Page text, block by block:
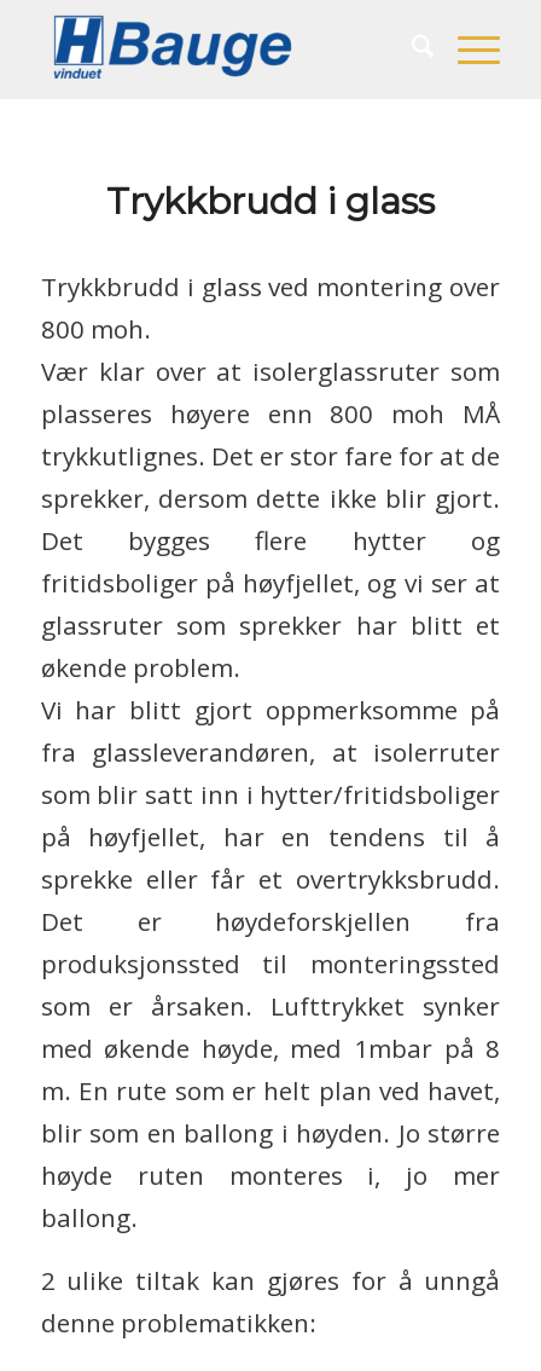
Trykkbrudd i glass
Trykkbrudd i glass ved montering over
800 moh.
Vær klar over at isolerglassruter som
plasseres høyere enn 800 moh MÅ
trykkutlignes. Det er stor fare for at de
sprekker, dersom dette ikke blir gjort.
Det bygges flere hytter og
fritidsboliger på høyfjellet, og vi ser at
glassruter som sprekker har blitt et
økende problem.
Vi har blitt gjort oppmerksomme på
fra glassleverandøren, at isolerruter
som blir satt inn i hytter/fritidsboliger
på høyfjellet, har en tendens til å
sprekke eller får et overtrykksbrudd.
Det er høydeforskjellen fra
produksjonssted til monteringssted
som er årsaken. Lufttrykket synker
med økende høyde, med 1mbar på 8
m. En rute som er helt plan ved havet,
blir som en ballong i høyden. Jo større
høyde ruten monteres i, jo mer
ballong.
2 ulike tiltak kan gjøres for å unngå
denne problematikken: